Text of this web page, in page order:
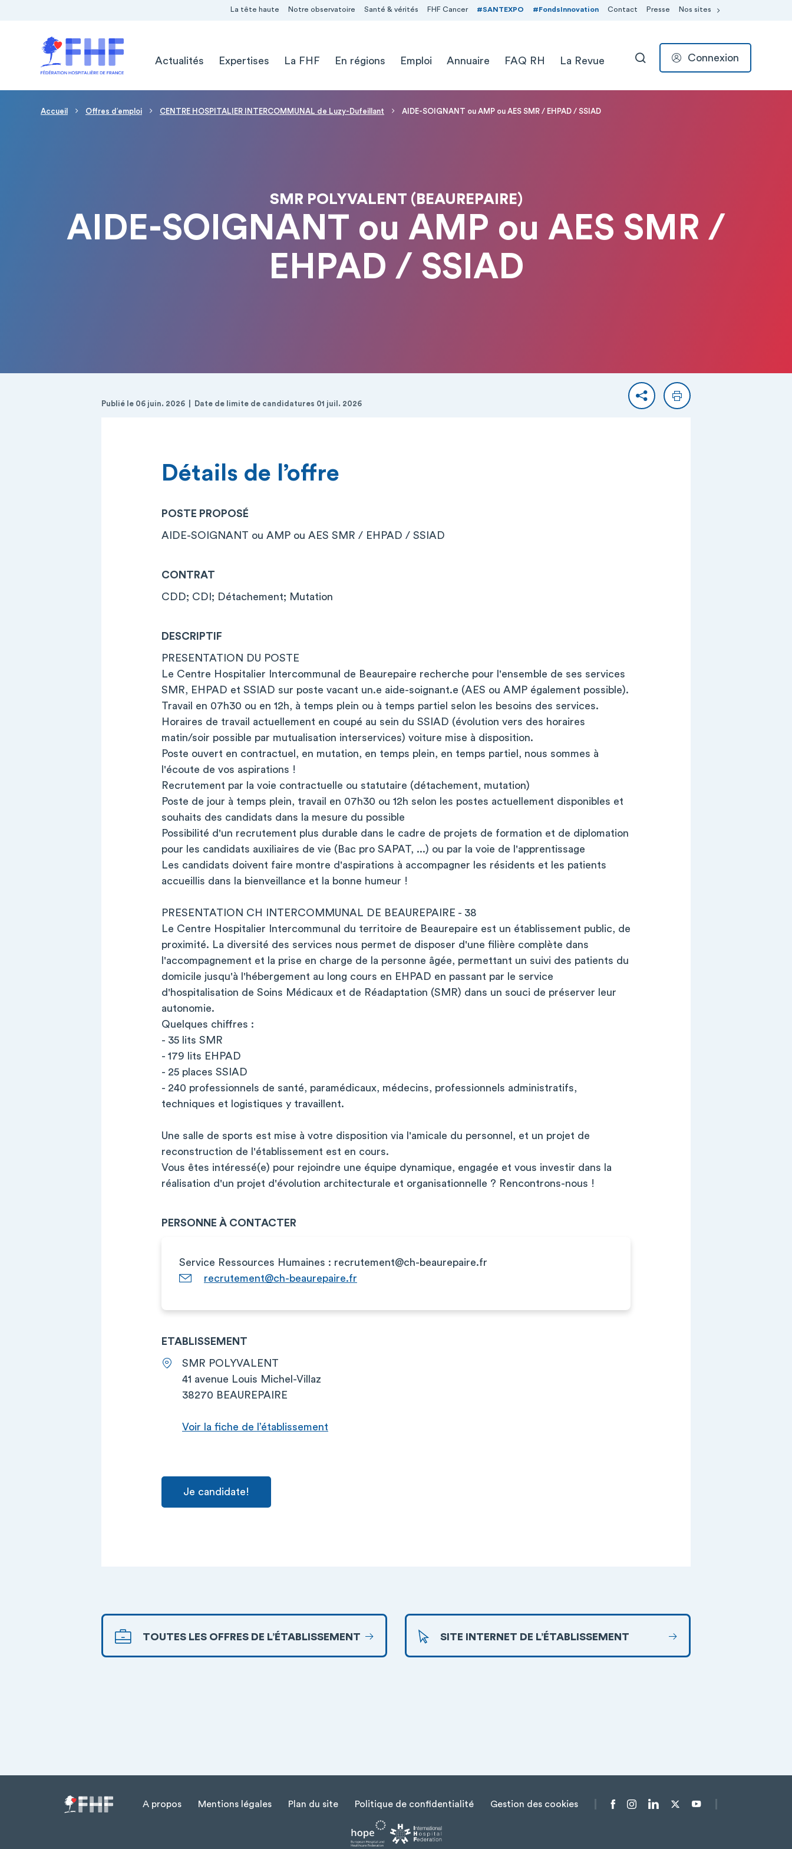
La tête haute Notre observatoire Santé & vérités FHF Cancer #SANTEXPO #FondsInnovation Contact Presse Nos sites
Actualités
Expertises La FHF En régions Emploi Annuaire FAQ RH La Revue RECHERCHER
Connexion
Fil d'Ariane
Accueil Offres d′emploi CENTRE HOSPITALIER INTERCOMMUNAL de Luzy-Dufeillant AIDE-SOIGNANT ou AMP ou AES SMR / EHPAD / SSIAD
SMR POLYVALENT (BEAUREPAIRE)
AIDE-SOIGNANT ou AMP ou AES SMR /
EHPAD / SSIAD
Publié le 06 juin. 2026 Date de limite de candidatures 01 juil. 2026 PartagerImprimer
Détails de l’offre
POSTE PROPOSÉ
AIDE-SOIGNANT ou AMP ou AES SMR / EHPAD / SSIAD
CONTRAT
CDD; CDI; Détachement; Mutation
DESCRIPTIF
PRESENTATION DU POSTE
Le Centre Hospitalier Intercommunal de Beaurepaire recherche pour l'ensemble de ses services
SMR, EHPAD et SSIAD sur poste vacant un.e aide-soignant.e (AES ou AMP également possible).
Travail en 07h30 ou en 12h, à temps plein ou à temps partiel selon les besoins des services.
Horaires de travail actuellement en coupé au sein du SSIAD (évolution vers des horaires
matin/soir possible par mutualisation interservices) voiture mise à disposition.
Poste ouvert en contractuel, en mutation, en temps plein, en temps partiel, nous sommes à
l'écoute de vos aspirations !
Recrutement par la voie contractuelle ou statutaire (détachement, mutation)
Poste de jour à temps plein, travail en 07h30 ou 12h selon les postes actuellement disponibles et
souhaits des candidats dans la mesure du possible
Possibilité d'un recrutement plus durable dans le cadre de projets de formation et de diplomation
pour les candidats auxiliaires de vie (Bac pro SAPAT, ...) ou par la voie de l'apprentissage
Les candidats doivent faire montre d'aspirations à accompagner les résidents et les patients
accueillis dans la bienveillance et la bonne humeur !
PRESENTATION CH INTERCOMMUNAL DE BEAUREPAIRE - 38
Le Centre Hospitalier Intercommunal du territoire de Beaurepaire est un établissement public, de
proximité. La diversité des services nous permet de disposer d'une filière complète dans
l'accompagnement et la prise en charge de la personne âgée, permettant un suivi des patients du
domicile jusqu'à l'hébergement au long cours en EHPAD en passant par le service
d'hospitalisation de Soins Médicaux et de Réadaptation (SMR) dans un souci de préserver leur
autonomie.
Quelques chiffres :
- 35 lits SMR
- 179 lits EHPAD
- 25 places SSIAD
- 240 professionnels de santé, paramédicaux, médecins, professionnels administratifs,
techniques et logistiques y travaillent.
Une salle de sports est mise à votre disposition via l'amicale du personnel, et un projet de
reconstruction de l'établissement est en cours.
Vous êtes intéressé(e) pour rejoindre une équipe dynamique, engagée et vous investir dans la
réalisation d'un projet d'évolution architecturale et organisationnelle ? Rencontrons-nous !
PERSONNE À CONTACTER
Service Ressources Humaines : recrutement@ch-beaurepaire.fr
recrutement@ch-beaurepaire.fr
ETABLISSEMENT
SMR POLYVALENT
41 avenue Louis Michel-Villaz
38270 BEAUREPAIRE
Voir la fiche de l’établissement
Je candidate!
TOUTES LES OFFRES DE L’ÉTABLISSEMENT SITE INTERNET DE L’ÉTABLISSEMENT
Menu Pied de page
A propos Mentions légales Plan du site Politique de confidentialité Gestion des cookies
Menu liens sociaux